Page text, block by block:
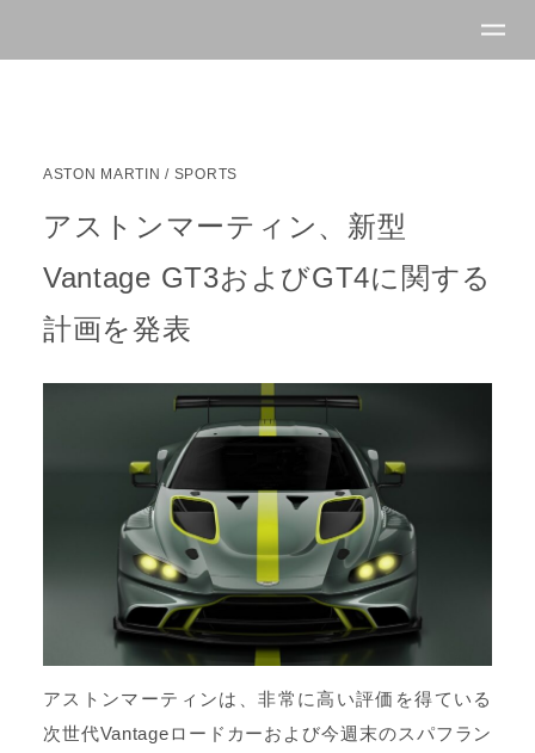
ASTON MARTIN / SPORTS
アストンマーティン、新型
Vantage GT3およびGT4に関する
計画を発表
アストンマーティンは、非常に高い評価を得ている
次世代Vantageロードカーおよび今週末のスパフラン